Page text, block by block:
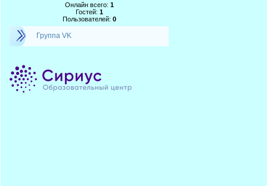
Онлайн всего: 1
Гостей: 1
Пользователей: 0
Группа VK